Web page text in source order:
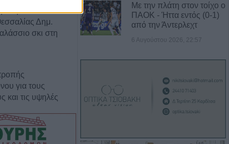
του
Δημ.
σκι στη
για τους
και τις υψηλές
η
Με την πλάτη στον τοίχο ο
ΠΑΟΚ - Ήττα εντός (0-1)
από την Άντερλεχτ
6 Αυγούστου 2026, 22:57